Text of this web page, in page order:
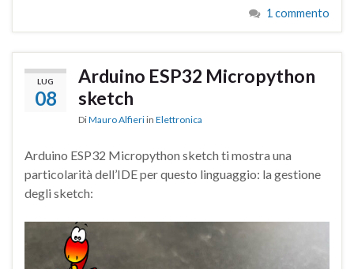
1 commento
LUG
08
Arduino ESP32 Micropython
sketch
DiMauro Alfieri in Elettronica
Arduino ESP32 Micropython sketch ti mostra una
particolarità dell’IDE per questo linguaggio: la gestione
degli sketch: